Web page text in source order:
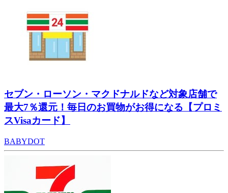
セブン・ローソン・マクドナルドなど対象店舗で
最大7％還元！毎日のお買物がお得になる【プロミ
スVisaカード】
BABYDOT